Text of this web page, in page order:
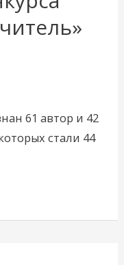
61 автор и 42
стали 44